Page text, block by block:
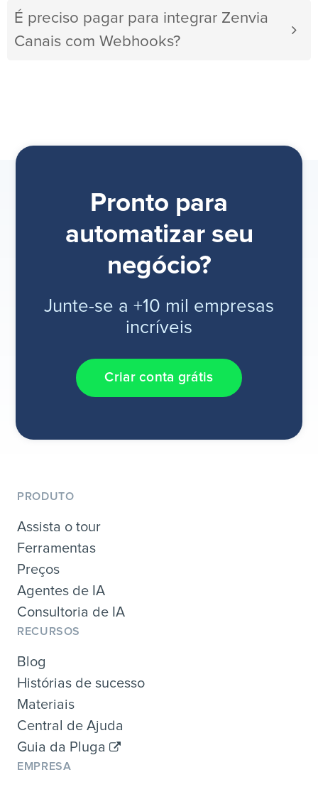
É preciso pagar para integrar Zenvia
Canais com Webhooks?
Pronto para
automatizar seu
negócio?
Junte-se a +10 mil empresas
incríveis
Criar conta grátis
PRODUTO
Assista o tour
Ferramentas
Preços
Agentes de IA
Consultoria de IA
RECURSOS
Blog
Histórias de sucesso
Materiais
Central de Ajuda
Guia da Pluga
EMPRESA